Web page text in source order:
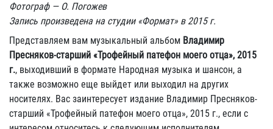
Фотограф — О. Погожев
Запись произведена на студии «Формат» в 2015 г.
Представляем вам музыкальный альбом Владимир
Пресняков-старший «Трофейный патефон моего отца», 2015
г., выходивший в формате Народная музыка и шансон, а
также возможно еще выйдет или выходил на других
носителях. Вас заинтересует издание Владимир Пресняков-
старший «Трофейный патефон моего отца», 2015 г., если с